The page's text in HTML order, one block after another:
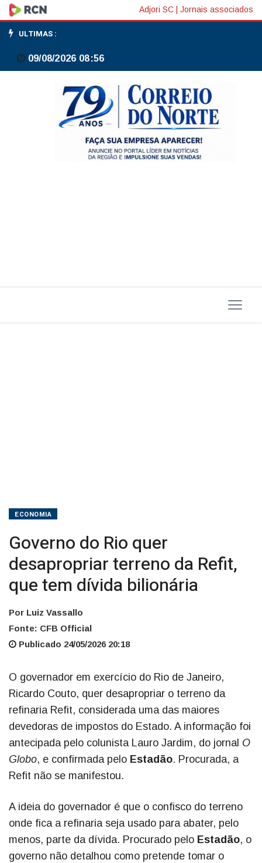
Governo
do
Rio
desapropriar
terreno
bilionária
Adjori SC Jornais associados
ULTIMAS :
09/08/2026 08:56
ECONOMIA
Governo do Rio quer
desapropriar terreno da Refit,
que tem dívida bilionária
Por Luiz Vassallo
Fonte: CFB Official
Publicado 24/05/2026 20:18
O governador em exercício do Rio de Janeiro,
Ricardo Couto, quer desapropriar o terreno da
refinaria Refit, considerada uma das maiores
devedoras de impostos do Estado. A informação foi
antecipada pelo colunista Lauro Jardim, do jornal O
Globo, e confirmada pelo Estadão. Procurada, a
Refit não se manifestou.
A ideia do governador é que o confisco do terreno
onde fica a refinaria seja usado para abater, pelo
menos, parte da dívida. Procurado pelo Estadão, o
governo não detalhou como pretende tomar o